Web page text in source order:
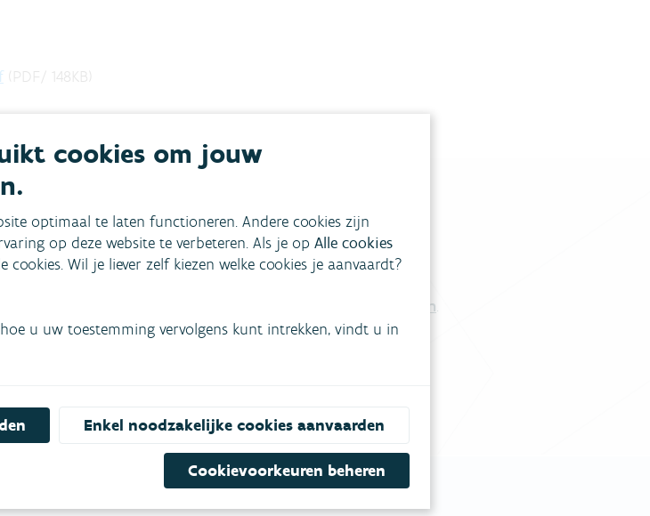
(PDF / 148KB)
Bekijk het overzicht van meestgestelde vragen.
Vul ons contactformulier in.
cookies om jouw
optimaal te laten functioneren. Andere cookies zijn
op deze website te verbeteren. Als je op Alle cookies
Wil je liever zelf kiezen welke cookies je aanvaardt?
u uw toestemming vervolgens kunt intrekken, vindt u in
Enkel noodzakelijke cookies aanvaarden
Cookievoorkeuren beheren